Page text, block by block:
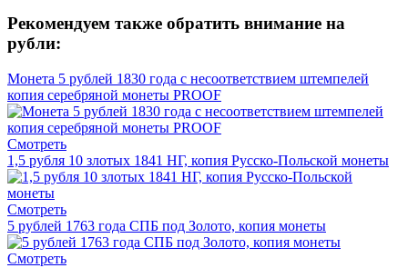
Рекомендуем также обратить внимание на
рубли:
Монета 5 рублей 1830 года с несоответствием штемпелей
копия серебряной монеты PROOF
Смотреть
1,5 рубля 10 злотых 1841 НГ, копия Русско-Польской монеты
Смотреть
5 рублей 1763 года СПБ под Золото, копия монеты
Смотреть